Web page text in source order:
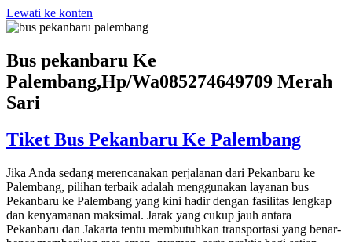
Lewati ke konten
Bus pekanbaru Ke
Palembang,Hp/Wa085274649709 Merah
Sari
Tiket Bus Pekanbaru Ke Palembang
Jika Anda sedang merencanakan perjalanan dari Pekanbaru ke
Palembang, pilihan terbaik adalah menggunakan layanan bus
Pekanbaru ke Palembang yang kini hadir dengan fasilitas lengkap
dan kenyamanan maksimal. Jarak yang cukup jauh antara
Pekanbaru dan Jakarta tentu membutuhkan transportasi yang benar-